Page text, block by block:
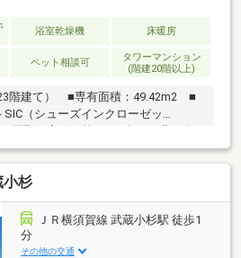
分：オーナーズラウンジ■屋上
浴室乾燥機 床暖房
ペット相談可
タワーマンション
(階建20階以上)
階建て） ■専有面積：49.42m2 ■
SIC（シューズインクローゼッ
によっては富士山が見えます♪ ■
と解放感のある仕様 ■複数路線
・東急大井町線「戸越公園」駅徒
草線「中延」駅徒歩10分 ・JR
井」駅徒歩12分 ■周辺環境 ・東
テーション戸越公園店（マンション
大原小学校（徒歩4分／約
小杉
ＪＲ横須賀線 武蔵小杉駅 徒歩1
分
その他の交通